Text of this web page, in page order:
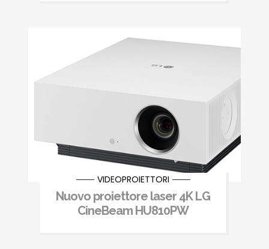
VIDEOPROIETTORI
Nuovo proiettore laser 4K LG
CineBeam HU810PW